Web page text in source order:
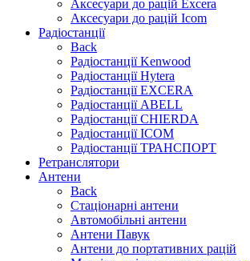
Аксесуари до рацій Excera
Аксесуари до рацій Icom
Радіостанції
Back
Радіостанції Kenwood
Радіостанції Hytera
Радіостанції EXCERA
Радіостанції ABELL
Радіостанції CHIERDA
Радіостанції ICOM
Радіостанції ТРАНСПОРТ
Ретранслятори
Антени
Back
Стаціонарні антени
Автомобільні антени
Антени Павук
Антени до портативних рацій